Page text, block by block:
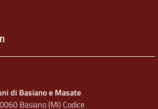
di Basiano e Masate
Basiano (MI) Codice